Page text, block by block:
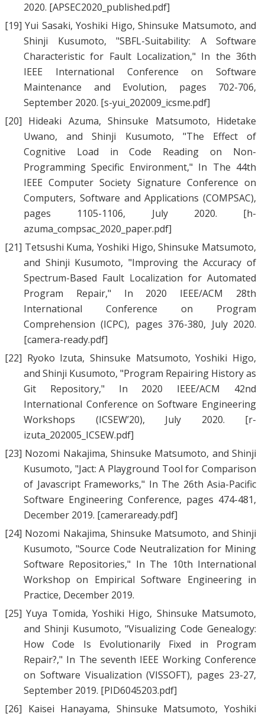
2020. [APSEC2020_published.pdf]
[19] Yui Sasaki,Yoshiki Higo,Shinsuke Matsumoto, and
Shinji Kusumoto, "SBFL-Suitability: A Software
Characteristic for Fault Localization," In the 36th
IEEE International Conference on Software
Maintenance and Evolution, pages 702-706,
September 2020. [s-yui_202009_icsme.pdf]
[20] Hideaki Azuma,Shinsuke Matsumoto, Hidetake
Uwano, andShinji Kusumoto, "The Effect of
Cognitive Load in Code Reading on Non-
Programming Specific Environment," In The 44th
IEEE Computer Society Signature Conference on
Computers, Software and Applications (COMPSAC),
pages 1105-1106, July 2020. [h-
azuma_compsac_2020_paper.pdf]
[21] Tetsushi Kuma,Yoshiki Higo,Shinsuke Matsumoto,
and Shinji Kusumoto, "Improving the Accuracy of
Spectrum-Based Fault Localization for Automated
Program Repair," In 2020 IEEE/ACM 28th
International Conference on Program
Comprehension (ICPC), pages 376-380, July 2020.
[camera-ready.pdf]
[22] Ryoko Izuta,Shinsuke Matsumoto,Yoshiki Higo,
and Shinji Kusumoto, "Program Repairing History as
Git Repository," In 2020 IEEE/ACM 42nd
International Conference on Software Engineering
Workshops (ICSEW’20), July 2020. [r-
izuta_202005_ICSEW.pdf]
[23] Nozomi Nakajima,Shinsuke Matsumoto, andShinji
Kusumoto, "Jact: A Playground Tool for Comparison
of Javascript Frameworks," In The 26th Asia-Pacific
Software Engineering Conference, pages 474-481,
December 2019. [cameraready.pdf]
[24] Nozomi Nakajima,Shinsuke Matsumoto, andShinji
Kusumoto, "Source Code Neutralization for Mining
Software Repositories," In The 10th International
Workshop on Empirical Software Engineering in
Practice, December 2019.
[25] Yuya Tomida,Yoshiki Higo, Shinsuke Matsumoto,
and Shinji Kusumoto, "Visualizing Code Genealogy:
How Code Is Evolutionarily Fixed in Program
Repair?," In The seventh IEEE Working Conference
on Software Visualization (VISSOFT), pages 23-27,
September 2019. [PID6045203.pdf]
[26] Kaisei Hanayama, Shinsuke Matsumoto,Yoshiki